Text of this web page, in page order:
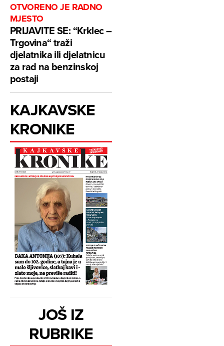
OTVORENO JE RADNO
MJESTO
PRIJAVITE SE: “Krklec –
Trgovina“ traži
djelatnika ili djelatnicu
za rad na benzinskoj
postaji
KAJKAVSKE
KRONIKE
JOŠ IZ
RUBRIKE